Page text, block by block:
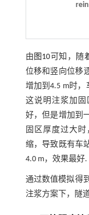
由 图10 可知，随
位移和竖向位移
增加到4.5 m时，
这说明注浆加
好，但是增加到
固区厚度过大
缩，导致既有车
4.0 m，效果最好.
通过数值模拟得
注浆方案下，隧